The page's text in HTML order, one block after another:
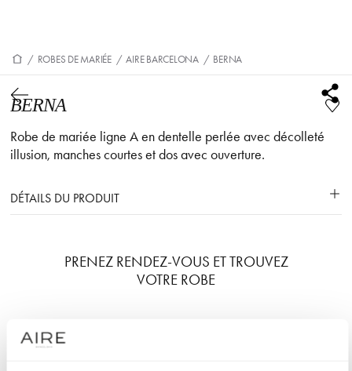
/ ROBES DE MARIÉE / AIRE BARCELONA / BERNA
BERNA
Robe de mariée ligne A en dentelle perlée avec décolleté
illusion, manches courtes et dos avec ouverture.
DÉTAILS DU PRODUIT
PRENEZ RENDEZ-VOUS ET TROUVEZ
VOTRE ROBE